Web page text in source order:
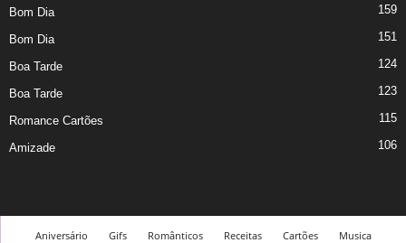
Bom Dia 159
Bom Dia 151
Boa Tarde 124
Boa Tarde 123
Romance Cartões 115
Amizade 106
Aniversário Gifs Românticos Receitas Cartões
Musica